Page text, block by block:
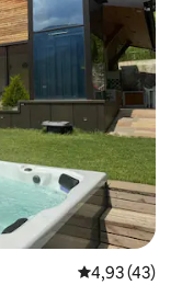
4,93 de uma
4,93 (43)